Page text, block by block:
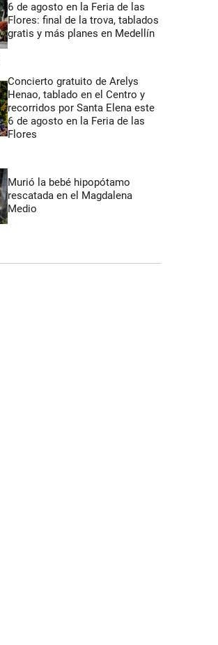
6 de agosto en la Feria de las
Flores: final de la trova, tablados
gratis y más planes en Medellín
Concierto gratuito de Arelys
Henao, tablado en el Centro y
recorridos por Santa Elena este
6 de agosto en la Feria de las
Flores
Murió la bebé hipopótamo
rescatada en el Magdalena
Medio